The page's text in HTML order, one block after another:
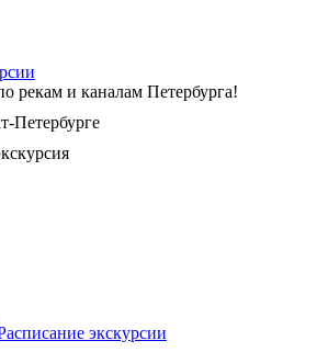
Петербурге
экскурсии